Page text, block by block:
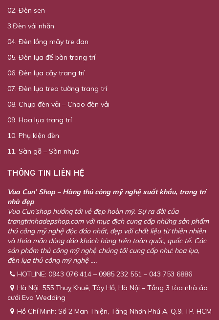
02. Đèn sen
3.Đèn vải nhăn
04. Đèn lồng mây tre đan
05. Đèn lụa để bàn trang trí
06. Đèn lụa cây trang trí
07. Đèn lụa treo tường trang trí
08. Chụp đèn vải – Chao đèn vải
09. Hoa lụa trang trí
10. Phụ kiện đèn
11. Sàn gỗ – Sàn nhựa
THÔNG TIN LIÊN HỆ
Vua Cun’ Shop – Hàng thủ công mỹ nghệ xuất khẩu, trang trí
nhà đẹp
Vua Cun’shop hướng tới vẻ đẹp hoàn mỹ. Sự ra đời của
trangtrinhadepshop.com với mục địch cung cấp những sản phẩm
thủ công mỹ nghệ độc đáo nhất, đẹp với chất liệu từ thiên nhiên
và thỏa mãn đông đảo khách hàng trên toàn quốc, quốc tế. Các
sản phẩm thủ công mỹ nghệ chúng tôi cung cấp như: hoa lụa,
đèn lụa thủ công mỹ nghệ ….
HOTLINE: 0943 076 414 – 0985 232 551 – 043 753 6886
Hà Nội: 555 Thuỵ Khuê, Tây Hồ, Hà Nội – Tầng 3 tòa nhà áo
cưới Eva Wedding
Hồ Chí Minh: Số 2 Man Thiện, Tăng Nhơn Phú A, Q.9, TP. HCM